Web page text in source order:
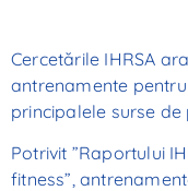
Cercetările IHRSA
antrenamente
principalele surse
Potrivit ”Raportului
fitness”,